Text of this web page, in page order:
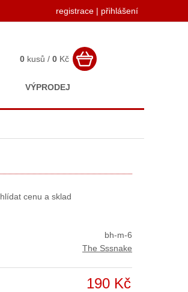
hlídat cenu a sklad
bh-m-6
The Sssnake
190 Kč
VÝPRODEJ
registrace | přihlášení
0kusů / 0Kč